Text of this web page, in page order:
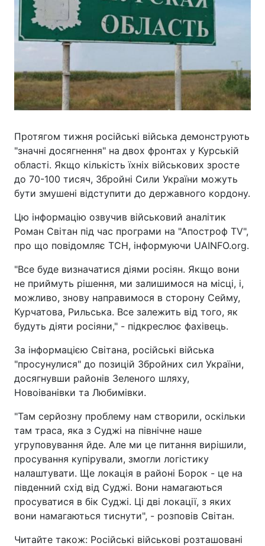
Протягом тижня російські війська демонструють
"значні досягнення" на двох фронтах у Курській
області. Якщо кількість їхніх військових зросте
до 70-100 тисяч, Збройні Сили України можуть
бути змушені відступити до державного кордону.
Цю інформацію озвучив військовий аналітик
Роман Світан під час програми на "Апостроф TV",
про що повідомляє ТСН, інформуючи UAINFO.org.
"Все буде визначатися діями росіян. Якщо вони
не приймуть рішення, ми залишимося на місці, і,
можливо, знову направимося в сторону Сейму,
Курчатова, Рильська. Все залежить від того, як
будуть діяти росіяни," - підкреслює фахівець.
За інформацією Світана, російські війська
"просунулися" до позицій Збройних сил України,
досягнувши районів Зеленого шляху,
Новоіванівки та Любимівки.
"Там серйозну проблему нам створили, оскільки
там траса, яка з Суджі на північне наше
угруповування йде. Але ми це питання вирішили,
просування купірували, змогли логістику
налаштувати. Ще локація в районі Борок - це на
південний схід від Суджі. Вони намагаються
просуватися в бік Суджі. Ці дві локації, з яких
вони намагаються тиснути", - розповів Світан.
Читайте також: Російські військові розташовані